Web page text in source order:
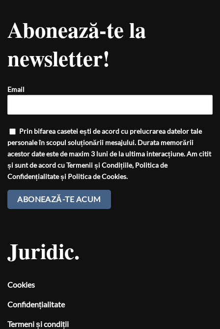
Abonează-te la
newsletter!
Email
Prin bifarea casetei ești de acord cu prelucrarea datelor tale
personale în scopul soluționării mesajului. Durata memorării
acestor date este de maxim 3 luni de la ultima interacțiune. Am citit
și sunt de acord cuTermenii și Condițiile, Politica de
Confidențialitateși Politica de Cookies.
Juridic.
Cookies
Confidențialitate
Termeni și condiții